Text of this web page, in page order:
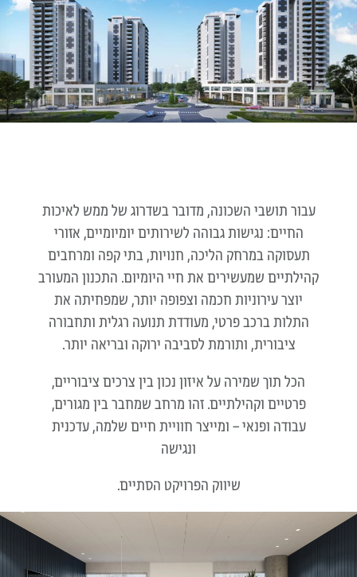
עבור תושבי השכונה, מדובר בשדרוג של ממש לאיכות
החיים: נגישות גבוהה לשירותים יומיומיים, אזורי
תעסוקה במרחק הליכה, חנויות, בתי קפה ומרחבים
קהילתיים שמעשירים את חיי היומיום. התכנון המעורב
יוצר עירוניות חכמה וצפופה יותר, שמפחיתה את
התלות ברכב פרטי, מעודדת תנועה רגלית ותחבורה
ציבורית, ותורמת לסביבה ירוקה ובריאה יותר.
הכל תוך שמירה על איזון נכון בין צרכים ציבוריים,
פרטיים וקהילתיים. זהו מרחב שמחבר בין מגורים,
עבודה ופנאי – ומייצר חוויית חיים שלמה, עדכנית
ונגישה
שיווק הפרויקט הסתיים.